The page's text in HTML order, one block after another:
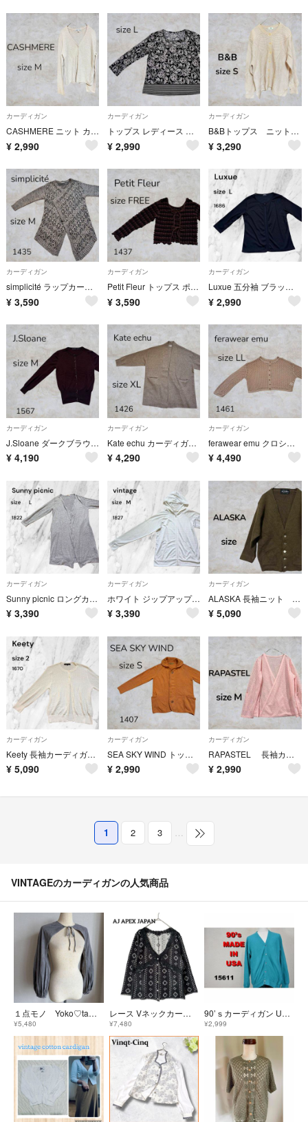
カーディガン
CASHMERE ニット カーディガン ベージュ カシミヤ シンプル 無地 古着
¥ 2,990
カーディガン
トップス レディース アンサンブル 花柄 長袖 モノクロ ビジュー ボーダー
¥ 2,990
カーディガン
B&Bトップス ニットカーディガン 羽織り ピンク 春 長袖 無地 シンプル
¥ 3,290
カーディガン
simplicité ラップカーディガン 幾何学模様 ジャガードロングニット
¥ 3,590
カーディガン
Petit Fleur トップス ポコポコカーディガン 2way リボンガーリー
¥ 3,590
カーディガン
Luxue 五分袖 ブラック サイズL 前空き カーディガン 薄手 長袖羽織
¥ 2,990
カーディガン
J.Sloane ダークブラウン カーディガン Mサイズ 薄手カーディガン前空き
¥ 4,190
カーディガン
Kate echu カーディガン 長袖 ボタンなし Vネック 無地 ベージュ
¥ 4,290
カーディガン
ferawear emu クロシェ編み ニット カーディガン ベージュ メッシュ
¥ 4,490
カーディガン
Sunny picnic ロングカーディガン グレー Lサイズ杢グレー薄手羽織り
¥ 3,390
カーディガン
ホワイト ジップアップパーカー Mサイズラッシュガード 日焼けパーカー 白古着
¥ 3,390
カーディガン
ALASKA 長袖ニット Ｖネック 長袖カーディガン グリーン 古着
¥ 5,090
カーディガン
Keety 長袖カーディガン size 2 薄手 レース 白 ホワイト 綺麗目
¥ 5,090
カーディガン
SEA SKY WIND トップス ニットカーディガン 長袖 オレンジ キャメル
¥ 2,990
カーディガン
RAPASTEL 長袖カーディガン 羽織 ピンク ボレロ サイズMーL
¥ 2,990
1 2 3 …
VINTAGEのカーディガンの人気商品
１点モノ Yoko♡tamas アレンジボレロ ボリュームスリーブ ヴィンテージ
¥5,480
レース Vネックカーディガン 総柄 冷房対策 UV対策 薄手 羽織 黒 40 L
¥7,480
90’ｓカーディガン USA製 15611 ビンテージ 80 00
¥2,999